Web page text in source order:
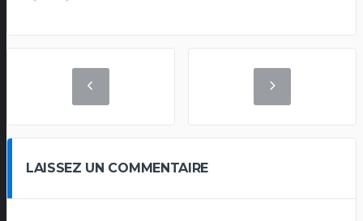
LAISSEZ UN COMMENTAIRE